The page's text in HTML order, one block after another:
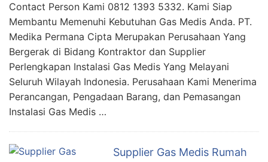
Contact Person Kami 0812 1393 5332. Kami Siap
Membantu Memenuhi Kebutuhan Gas Medis Anda. PT.
Medika Permana Cipta Merupakan Perusahaan Yang
Bergerak di Bidang Kontraktor dan Supplier
Perlengkapan Instalasi Gas Medis Yang Melayani
Seluruh Wilayah Indonesia. Perusahaan Kami Menerima
Perancangan, Pengadaan Barang, dan Pemasangan
Instalasi Gas Medis …
Supplier Gas Medis Rumah